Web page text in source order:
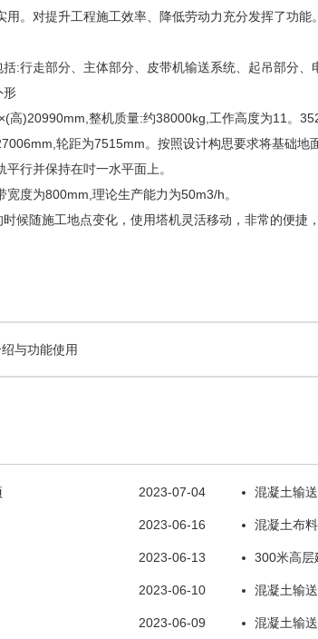
。对提升工程施工效率、降低劳动力充分发挥了功能。
走部分、主体部分、皮带机输送系统、起吊部分、
整机质量:约38000kg,工作高度为11。
轮距为7515mm。按照设计构思要求将基础
行并保持在吋一水平面上。
度为800mm,理论生产能力为50m3/h。
随施工地点变化，使用塔机灵活移动，非常的便捷，
与功能使用
2023-07-04 混凝土输
2023-06-16 混凝土布
2023-06-13 300米高层
2023-06-10 混凝土输
2023-06-09 混凝土输